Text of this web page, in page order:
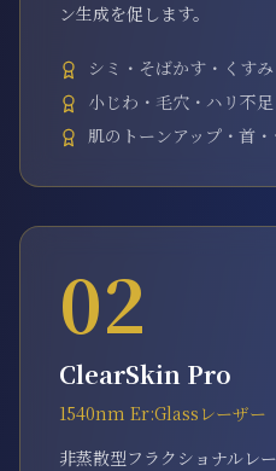
ン生成を促します。
シミ・そばかす・くすみ
小じわ・毛穴・ハリ不足
肌のトーンアップ・首
02
ClearSkin Pro
1540nm Er:Glassレーザー
非蒸散型フラクショナルレ